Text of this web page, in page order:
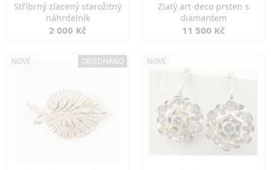
Stříbrný zlacený starožitný
náhrdelník
2 000 Kč
Zlatý art-deco prsten s
diamantem
11 500 Kč
NOVÉ OBJEDNÁNO NOVÉ